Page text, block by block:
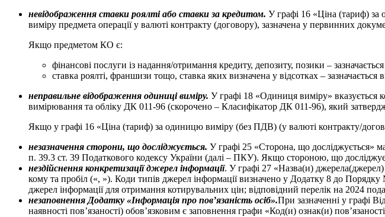
невідображення ставки роялті або ставки за кредитом. У графі 16 «Ціна (тариф)
виміру предмета операції у валюті контракту (договору), зазначена у первинних
Якщо предметом КО є:
фінансові послуги із надання/отримання кредиту, депозиту, позики –
ставка роялті, франшизи тощо, ставка яких визначена у відсотках – зазначається
неправильне відображення одиниці виміру. У графі 18 «Одиниця виміру» вказується
вимірювання та обліку ДК 011-96 (скорочено – Класифікатор ДК 011-96), який
Якщо у графі 16 «Ціна (тариф) за одиницю виміру (без ПДВ) (у валюті контракту/
незазначення сторони, що досліджується. У графі 25 «Сторона, що досліджується»
п. 39.3 ст. 39 Податкового кодексу України (далі – ПКУ). Якщо стороною, що
нездійснення конкретизації джерел інформації. У графі 27 «Назва(и)
кому та пробіл («, »). Коди типів джерел інформації визначено у Додатку 8 до
джерел інформації для отримання котирувальних цін; відповідний перелік на 2024
незаповнення Додатку «Інформація про пов’язаність осіб».При зазначенні у графі
наявності пов’язаності) обов’язковим є заповнення графи «Код(и) ознак(и)